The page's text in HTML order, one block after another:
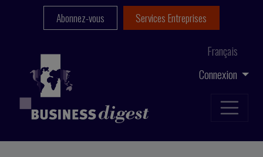
Connexion
Français
Abonnez-vous Services Entreprises